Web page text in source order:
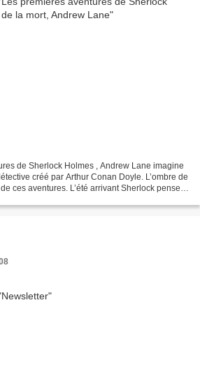
de Sherlock Holmes , Andrew Lane imagine
créé par Arthur Conan Doyle. L’ombre de
ces aventures. L’été arrivant Sherlock pense